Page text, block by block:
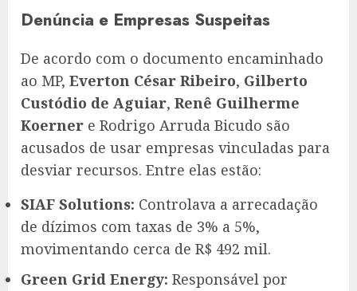
Denúncia e Empresas Suspeitas
De acordo com o documento encaminhado
ao MP, Everton César Ribeiro, Gilberto
Custódio de Aguiar, Renê Guilherme
Koerner e Rodrigo Arruda Bicudo são
acusados de usar empresas vinculadas para
desviar recursos. Entre elas estão:
SIAF Solutions: Controlava a arrecadação
de dízimos com taxas de 3% a 5%,
movimentando cerca de R$ 492 mil.
Green Grid Energy: Responsável por